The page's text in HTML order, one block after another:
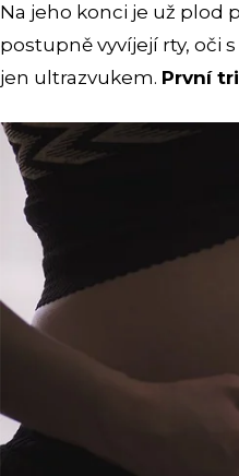
Na jeho konci je už plod
postupně vyvíjejí rty, oči
jen ultrazvukem. První